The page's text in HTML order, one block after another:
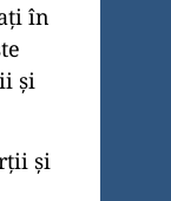
în
și
și